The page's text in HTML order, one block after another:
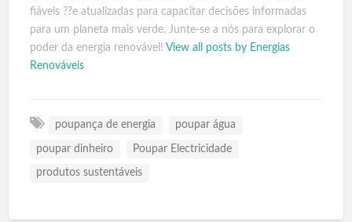
fiáveis ??e atualizadas para capacitar decisões informadas
para um planeta mais verde. Junte-se a nós para explorar o
poder da energia renovável! View all posts by Energias
Renováveis
poupança de energia poupar água
poupar dinheiro Poupar Electricidade
produtos sustentáveis